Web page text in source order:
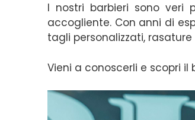
I nostri barbieri sono veri
accogliente. Con anni di
tagli personalizzati,
Vieni a conoscerli e scopri